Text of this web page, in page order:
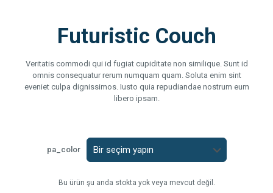
Futuristic Couch
Veritatis commodi qui id fugiat cupiditate non similique. Sunt id
omnis consequatur rerum numquam quam. Soluta enim sint
eveniet culpa dignissimos. Iusto quia repudiandae nostrum eum
libero ipsam.
pa_color
Bu ürün şu anda stokta yok veya mevcut değil.